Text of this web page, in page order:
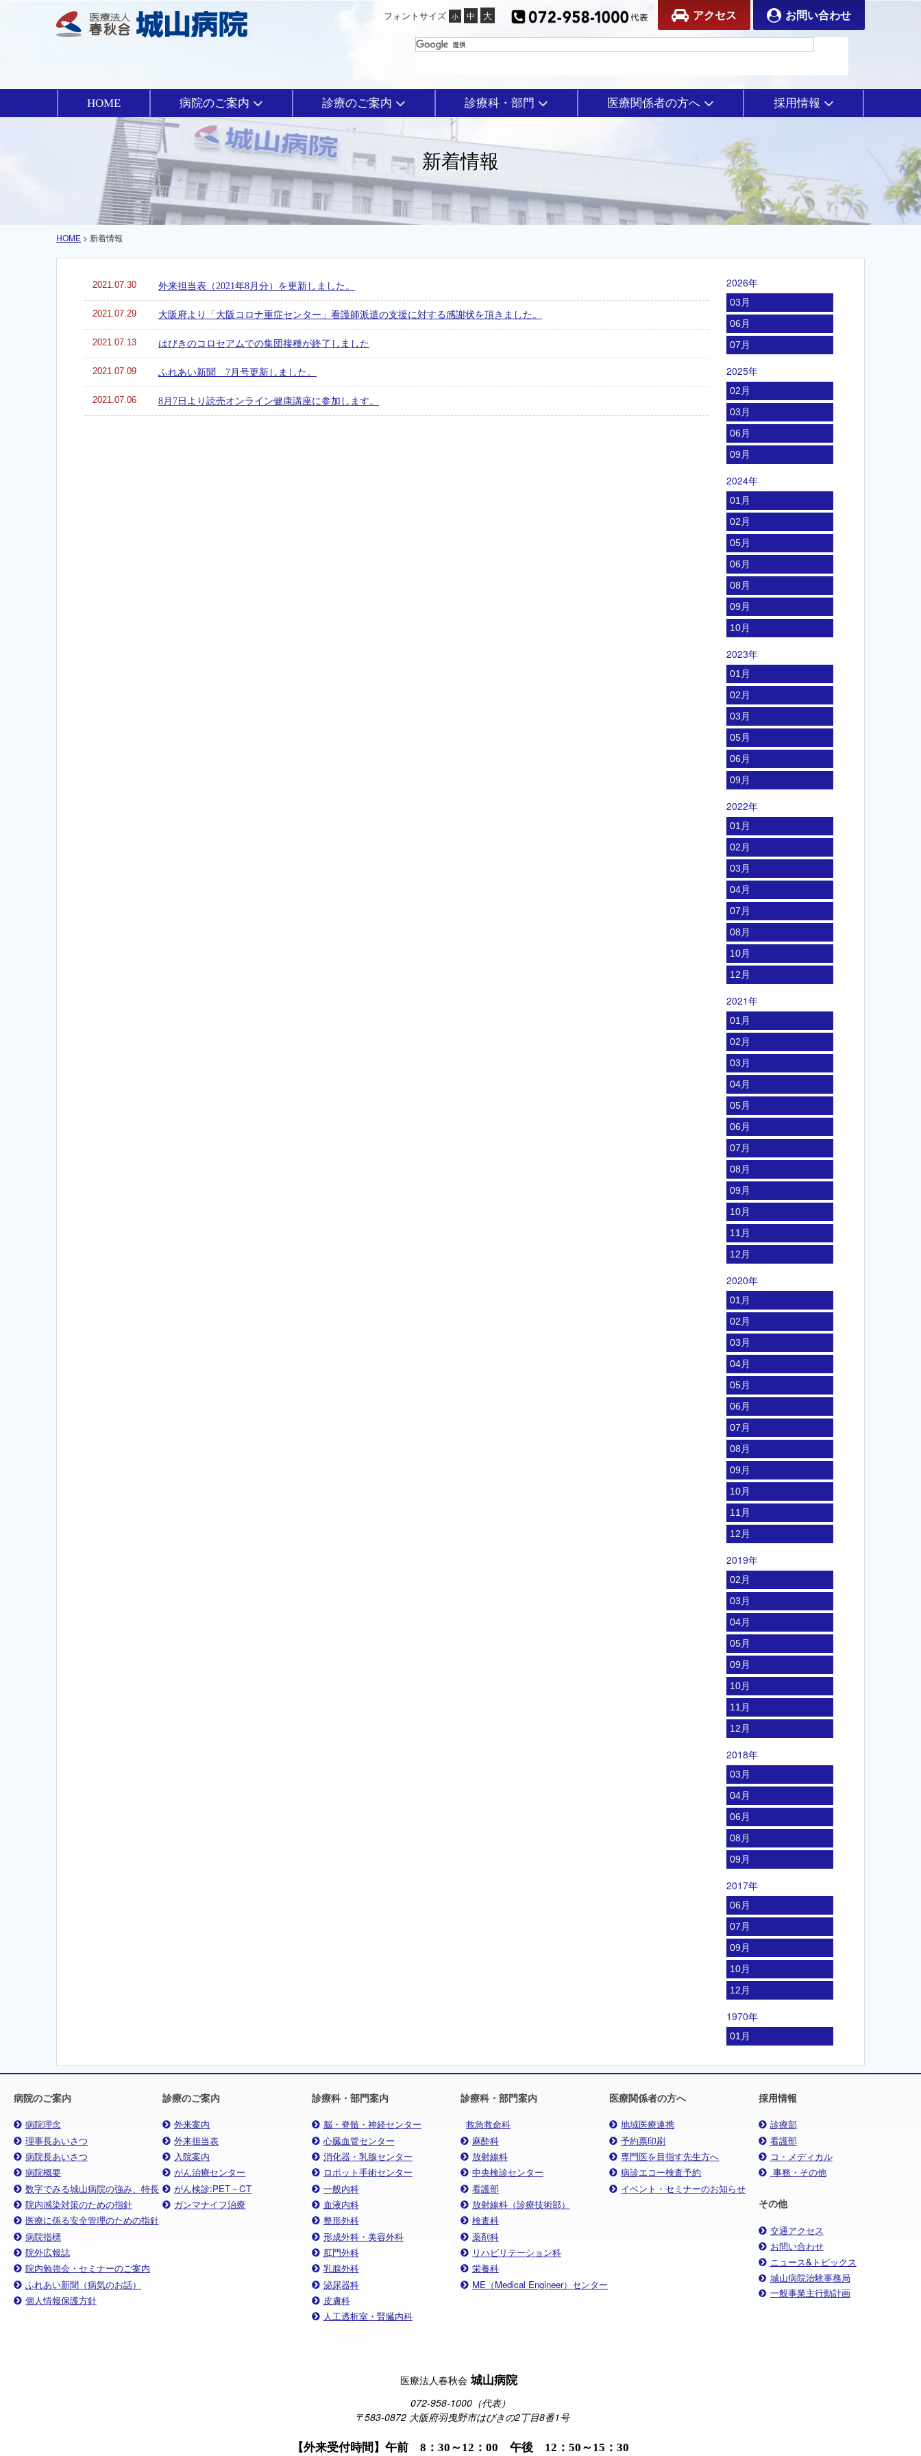
フォントサイズ アクセス お問い合わせ
HOME 病院のご案内 診療のご案内 診療科・部門 医療関係者の方へ 採用情報
新着情報
HOME > 新着情報
2021.07.30 外来担当表（2021年8月分）を更新しました。
2021.07.29 大阪府より「大阪コロナ重症センター」看護師派遣の支援に対する感謝状を頂きました。
2021.07.13 はびきのコロセアムでの集団接種が終了しました
2021.07.09 ふれあい新聞 7月号更新しました。
2021.07.06 8月7日より読売オンライン健康講座に参加します。
2026年
03月
06月
07月
2025年
02月
03月
06月
09月
2024年
01月
02月
05月
06月
08月
09月
10月
2023年
01月
02月
03月
05月
06月
09月
2022年
01月
02月
03月
04月
07月
08月
10月
12月
2021年
01月
02月
03月
04月
05月
06月
07月
08月
09月
10月
11月
12月
2020年
01月
02月
03月
04月
05月
06月
07月
08月
09月
10月
11月
12月
2019年
02月
03月
04月
05月
09月
10月
11月
12月
2018年
03月
04月
06月
08月
09月
2017年
06月
07月
09月
10月
12月
1970年
01月
病院のご案内
病院理念
理事長あいさつ
病院長あいさつ
病院概要
数字でみる城山病院の強み、特長
院内感染対策のための指針
医療に係る安全管理のための指針
病院指標
院外広報誌
院内勉強会・セミナーのご案内
ふれあい新聞（病気のお話）
個人情報保護方針
診療のご案内
外来案内
外来担当表
入院案内
がん治療センター
がん検診:PET－CT
ガンマナイフ治療
診療科・部門案内
脳・脊髄・神経センター
心臓血管センター
消化器・乳腺センター
ロボット手術センター
一般内科
血液内科
整形外科
形成外科・美容外科
肛門外科
乳腺外科
泌尿器科
皮膚科
人工透析室・腎臓内科
診療科・部門案内
救急救命科
麻酔科
放射線科
中央検診センター
看護部
放射線科（診療技術部）
検査科
薬剤科
リハビリテーション科
栄養科
ME（Medical Engineer）センター
医療関係者の方へ
地域医療連携
予約票印刷
専門医を目指す先生方へ
病診エコー検査予約
イベント・セミナーのお知らせ
採用情報
診療部
看護部
コ・メディカル
事務・その他
その他
交通アクセス
お問い合わせ
ニュース&トピックス
城山病院治験事務局
一般事業主行動計画
医療法人春秋会 城山病院
072-958-1000（代表）
〒583-0872 大阪府羽曳野市はびきの2丁目8番1号
【外来受付時間】午前 8：30～12：00 午後 12：50～15：30